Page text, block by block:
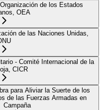
de los Estados
OEA
de las Naciones Unidas,
- Comité Internacional de la
CICR
para Aliviar la Suerte de los
de las Fuerzas Armadas en
Campaña